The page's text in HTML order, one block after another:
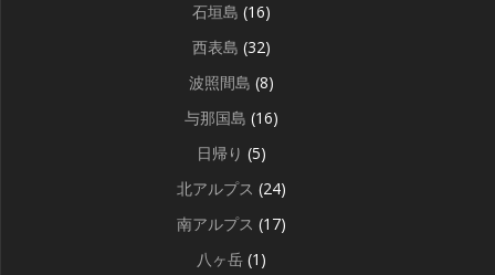
石垣島 (16)
西表島 (32)
波照間島 (8)
与那国島 (16)
日帰り (5)
北アルプス (24)
南アルプス (17)
八ヶ岳 (1)